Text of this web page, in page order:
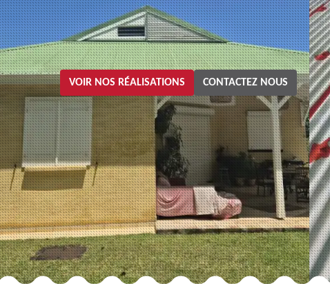
VOIR NOS RÉALISATIONS CONTACTEZ NOUS